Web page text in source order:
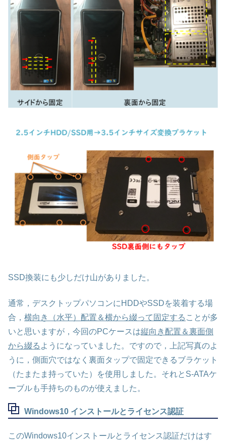
SSD換装にも少しだけ山がありました。
通常，デスクトップパソコンにHDDやSSDを装着する場
合， 横向き（水平）配置＆横から綴って固定する ことが多
いと思いますが，今回のPCケースは縦向き配置＆裏面側
から綴る ようになっていました。ですので，上記写真のよ
うに，側面穴ではなく裏面タップで固定できるブラケット
（たまたま持っていた）を使用しました。それとS-ATAケ
ーブルも手持ちのものが使えました。
Windows10 インストールとライセンス認証
このWindows10インストールとライセンス認証だけはす